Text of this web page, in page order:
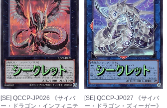
[SE] QCCP-JP026 《サイバ
ー・ドラゴン・インフィニテ
[SE] QCCP-JP027 《サイバ
ー・ドラゴン・ズィーガー》